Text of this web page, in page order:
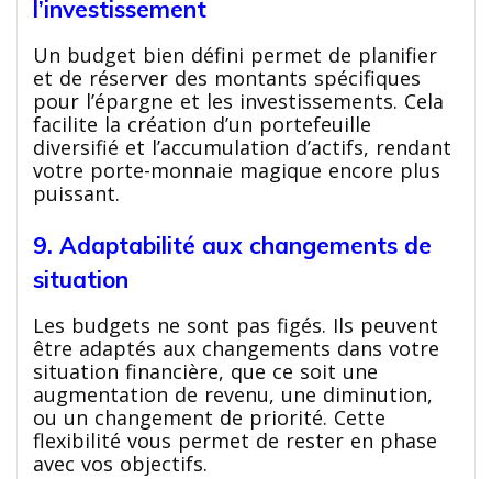
l’investissement
Un budget bien défini permet de planifier
et de réserver des montants spécifiques
pour l’épargne et les investissements. Cela
facilite la création d’un portefeuille
diversifié et l’accumulation d’actifs, rendant
votre porte-monnaie magique encore plus
puissant.
9. Adaptabilité aux changements de
situation
Les budgets ne sont pas figés. Ils peuvent
être adaptés aux changements dans votre
situation financière, que ce soit une
augmentation de revenu, une diminution,
ou un changement de priorité. Cette
flexibilité vous permet de rester en phase
avec vos objectifs.